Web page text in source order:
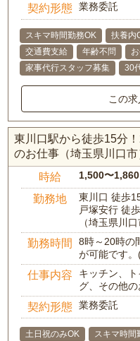
契約形態 業務委託
スキマ時間勤務OK 扶養内
交通費支給
年齢不問
家事代行スタッフ募集
30
この
東川口駅から徒歩15分
のお仕事（埼玉県川口市
時給 1,500〜1,860
勤務地
東川口 徒歩
戸塚安行 徒
（埼玉県川口
勤務時間
8時～20時の
が可能です
仕事内容
キッチン、
グ、その他の
契約形態 業務委託
土日祝のみOK スキマ時間